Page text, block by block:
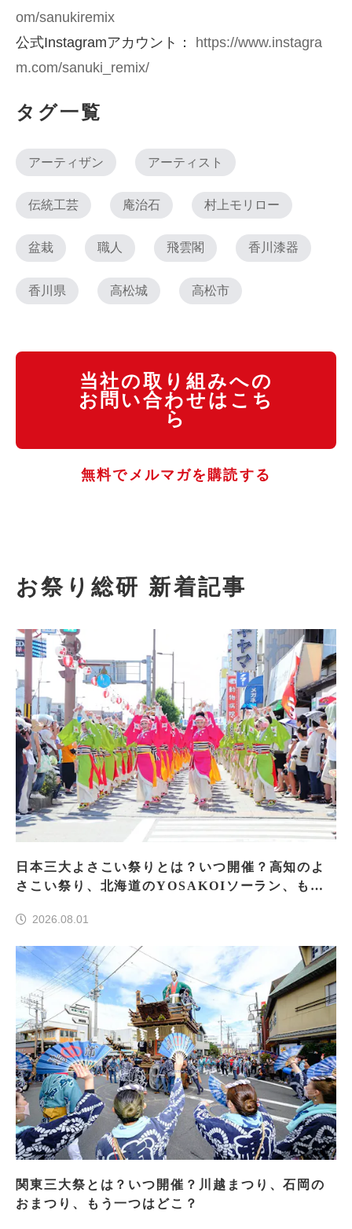
om/sanukiremix
公式Instagramアカウント： https://www.instagra
m.com/sanuki_remix/
タグ一覧
アーティザン アーティスト
伝統工芸 庵治石 村上モリロー
盆栽 職人 飛雲閣 香川漆器
香川県 高松城 高松市
当社の取り組みへの
お問い合わせはこち
ら
無料でメルマガを購読する
お祭り総研 新着記事
日本三大よさこい祭りとは？いつ開催？高知のよ
さこい祭り、北海道のYOSAKOIソーラン、もう
2026.08.01
関東三大祭とは？いつ開催？川越まつり、石岡の
おまつり、もう一つはどこ？